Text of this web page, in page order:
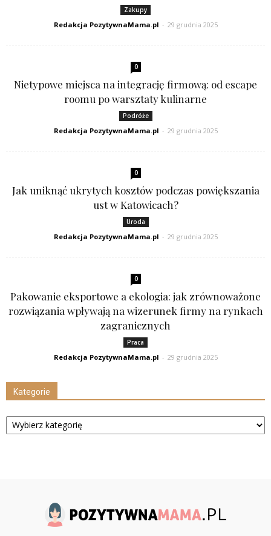
Zakupy
Redakcja PozytywnaMama.pl - 29 grudnia 2025
0
Nietypowe miejsca na integrację firmową: od escape
roomu po warsztaty kulinarne
Podróże
Redakcja PozytywnaMama.pl - 29 grudnia 2025
0
Jak uniknąć ukrytych kosztów podczas powiększania
ust w Katowicach?
Uroda
Redakcja PozytywnaMama.pl - 29 grudnia 2025
0
Pakowanie eksportowe a ekologia: jak zrównoważone
rozwiązania wpływają na wizerunek firmy na rynkach
zagranicznych
Praca
Redakcja PozytywnaMama.pl - 29 grudnia 2025
Kategorie
Kategorie